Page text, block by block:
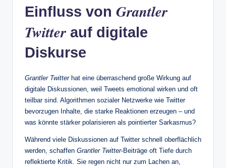
Einfluss von Grantler
Twitter auf digitale
Diskurse
Grantler Twitterhat eine überraschend große Wirkung auf
digitale Diskussionen, weil Tweets emotional wirken und oft
teilbar sind. Algorithmen sozialer Netzwerke wie Twitter
bevorzugen Inhalte, die starke Reaktionen erzeugen – und
was könnte stärker polarisieren als pointierter Sarkasmus?
Während viele Diskussionen auf Twitter schnell oberflächlich
werden, schaffen Grantler Twitter‑Beiträge oft Tiefe durch
reflektierte Kritik. Sie regen nicht nur zum Lachen an,